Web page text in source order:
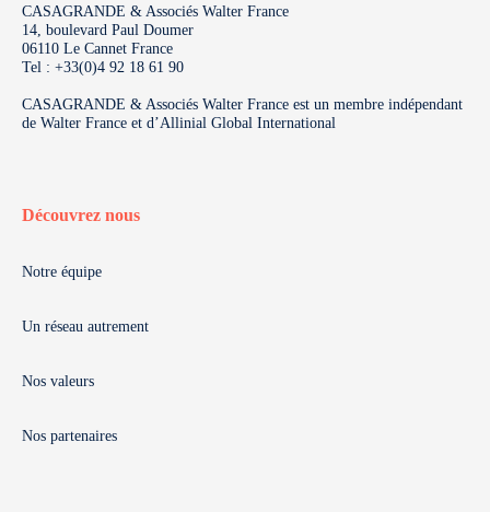
CASAGRANDE & Associés Walter France
14, boulevard Paul Doumer
06110 Le Cannet France
Tel : +33(0)4 92 18 61 90
CASAGRANDE & Associés Walter France est un membre indépendant
de Walter France et d’Allinial Global International
Découvrez nous
Notre équipe
Un réseau autrement
Nos valeurs
Nos partenaires